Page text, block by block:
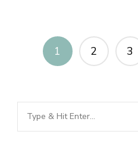
1 2 3
Looking
for